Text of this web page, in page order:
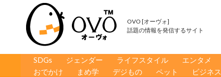
OVO [オーヴォ]
話題の情報を発信するサイト
コンテンツへ移動
SDGs ジェンダー ライフスタイル エンタメ
おでかけ
まめ学 デジもの ペット ビジネス